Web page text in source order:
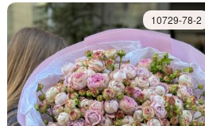
10729-78-2